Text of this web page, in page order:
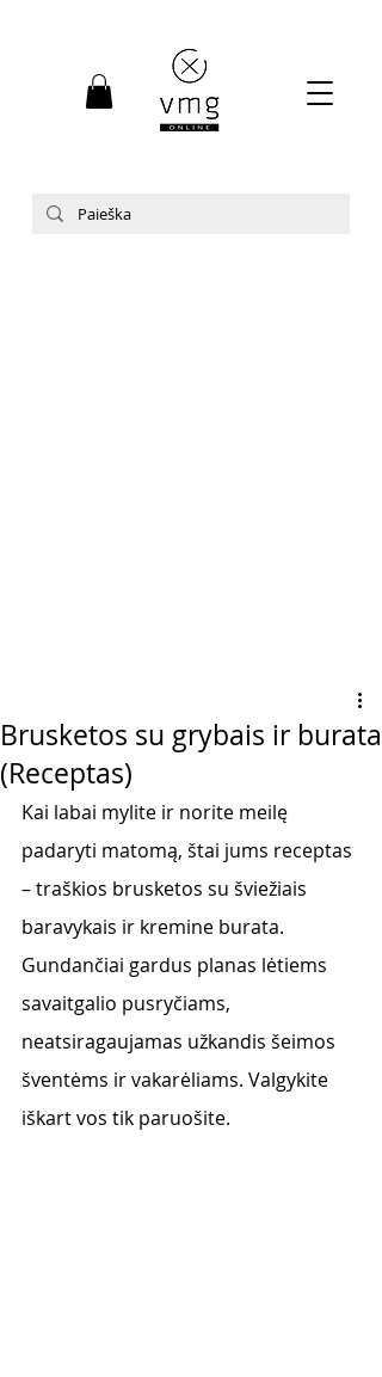
Brusketos su grybais ir burata
(Receptas)
Kai labai mylite ir norite meilę
padaryti matomą, štai jums receptas
– traškios brusketos su šviežiais
baravykais ir kremine burata.
Gundančiai gardus planas lėtiems
savaitgalio pusryčiams,
neatsiragaujamas užkandis šeimos
šventėms ir vakarėliams. Valgykite
iškart vos tik paruošite.